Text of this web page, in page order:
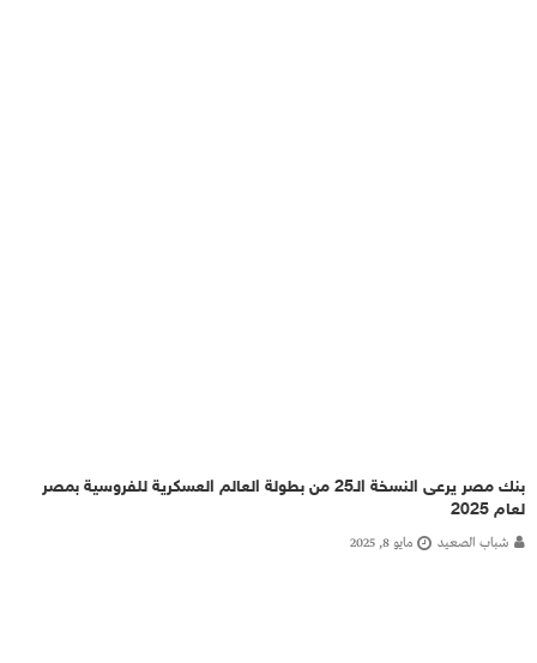
بنك مصر يرعى النسخة الـ25 من بطولة العالم العسكرية للفروسية بمصر
لعام 2025
شباب الصعيد مايو 8, 2025